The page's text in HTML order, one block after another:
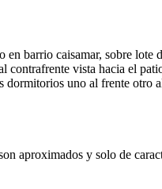
en barrio caisamar, sobre
vista hacia el
uno al frente
aproximados y solo de